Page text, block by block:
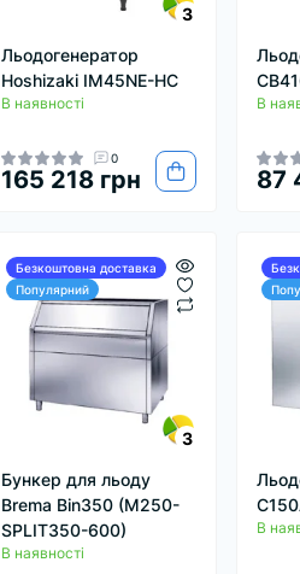
3
Льодогенератор
Hoshizaki IM45NE-HC
В наявності
0
165 218 грн
В
87
Безкоштовна доставка
Популярний
3
Бункер для льоду
Brema Bin350 (M250-
SPLIT350-600)
В наявності
В